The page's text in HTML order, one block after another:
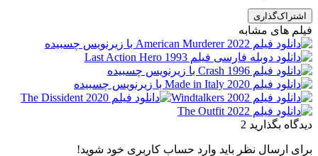
اشتراک‌گذاری
فیلم های مشابه
دیدگاه بگذارید 2
برای ارسال نظر باید وارد حساب کاربری خود شوید!